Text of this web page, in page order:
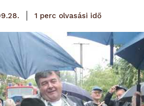
1 perc olvasási idő